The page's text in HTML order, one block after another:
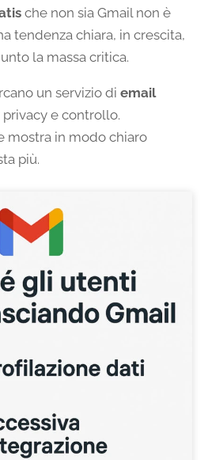
che non sia Gmail non è
tendenza chiara, in crescita,
la massa critica.
un servizio di email
e controllo.
mostra in modo chiaro
più.